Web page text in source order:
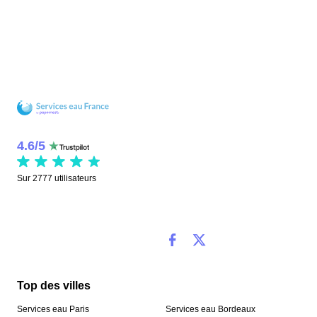
4.6/5
Sur 2777 utilisateurs
Top des villes
Services eau Paris Services eau Bordeaux